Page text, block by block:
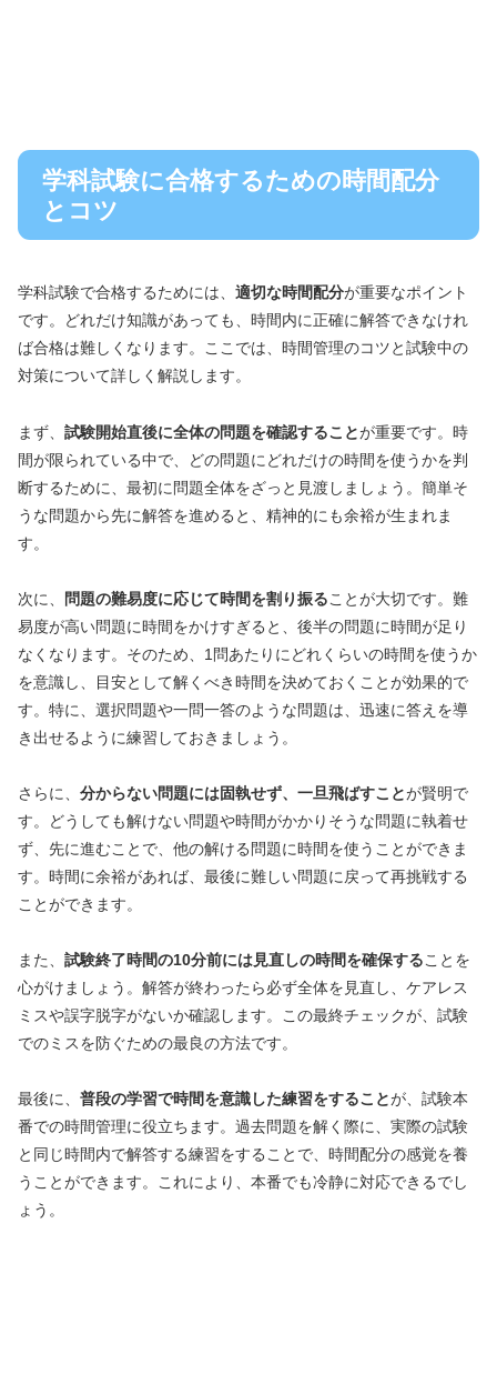
学科試験に合格するための時間配分
とコツ
学科試験で合格するためには、 適切な時間配分が重要なポイント
です。どれだけ知識があっても、時間内に正確に解答できなけれ
ば合格は難しくなります。ここでは、時間管理のコツと試験中の
対策について詳しく解説します。
まず、 試験開始直後に全体の問題を確認することが重要です。時
間が限られている中で、どの問題にどれだけの時間を使うかを判
断するために、最初に問題全体をざっと見渡しましょう。簡単そ
うな問題から先に解答を進めると、精神的にも余裕が生まれま
す。
次に、 問題の難易度に応じて時間を割り振ることが大切です。難
易度が高い問題に時間をかけすぎると、後半の問題に時間が足り
なくなります。そのため、1問あたりにどれくらいの時間を使うか
を意識し、目安として解くべき時間を決めておくことが効果的で
す。特に、選択問題や一問一答のような問題は、迅速に答えを導
き出せるように練習しておきましょう。
さらに、 分からない問題には固執せず、一旦飛ばすことが賢明で
す。どうしても解けない問題や時間がかかりそうな問題に執着せ
ず、先に進むことで、他の解ける問題に時間を使うことができま
す。時間に余裕があれば、最後に難しい問題に戻って再挑戦する
ことができます。
また、 試験終了時間の10分前には見直しの時間を確保することを
心がけましょう。解答が終わったら必ず全体を見直し、ケアレス
ミスや誤字脱字がないか確認します。この最終チェックが、試験
でのミスを防ぐための最良の方法です。
最後に、 普段の学習で時間を意識した練習をすることが、試験本
番での時間管理に役立ちます。過去問題を解く際に、実際の試験
と同じ時間内で解答する練習をすることで、時間配分の感覚を養
うことができます。これにより、本番でも冷静に対応できるでし
ょう。